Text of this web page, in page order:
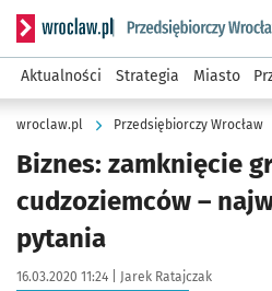
Serwis informacyjny wroclaw.pl
Aktualności Strategia Miasto
wroclaw.pl Przedsiębiorczy Wrocław
Biznes: zamknięcie
cudzoziemców –
pytania
Data publikacji:
16.03.2020 11:24 | Autor:
Jarek Ratajczak